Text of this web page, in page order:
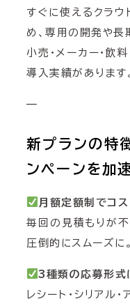
すぐに使えるクラ
め、専用の開発や長
小売・メーカー・飲
導入実績があります
—
新プランの特
ンペーンを加速
月額定額制でコ
毎回の見積もりが
圧倒的にスムーズに。
3種類の応募形式
レシート・シリアル